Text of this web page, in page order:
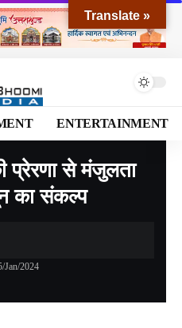
ENTERTAINMENT
>UTTARAKHAND>DEHRADUN
प्रेरणा से मंजुलता
का संकल्प
Jan/2024
Translate »